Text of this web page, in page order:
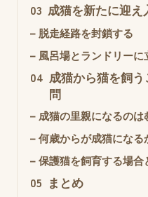
03 成猫を新たに迎え
– 脱走経路を封鎖する
– 風呂場とランドリー
04 成猫から猫を飼
問
– 成猫の里親になるのは
– 何歳からが成猫になる
– 保護猫を飼育する場合
05 まとめ